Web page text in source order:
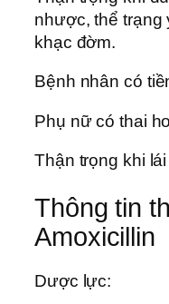
nhược, thể trạng
khạc đờm.
Bệnh nhân có
Phụ nữ có thai
Thận trọng khi
Thông tin
Amoxicillin
Dược lực: